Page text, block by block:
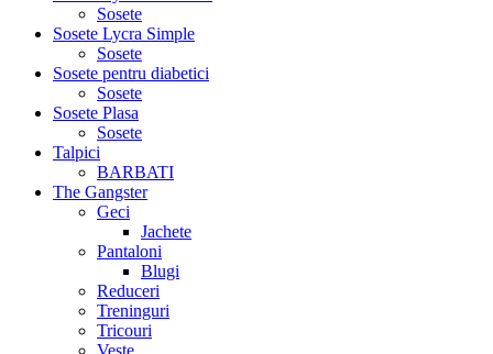
Sosete
Sosete Lycra Simple
Sosete
Sosete pentru diabetici
Sosete
Sosete Plasa
Sosete
Talpici
BARBATI
The Gangster
Geci
Jachete
Pantaloni
Blugi
Reduceri
Treninguri
Tricouri
Veste